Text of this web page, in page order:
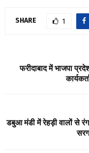
SHARE 1
फरीदाबाद में भाजपा
डबुआ मंडी में रेहड़ी वालों से